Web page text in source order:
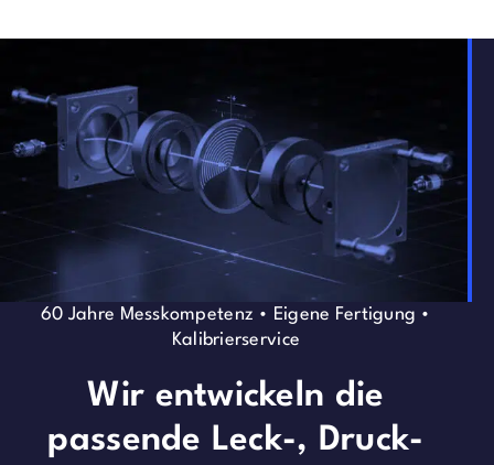
60 Jahre Messkompetenz • Eigene Fertigung •
Kalibrierservice
Wir entwickeln die
passende Leck-, Druck-